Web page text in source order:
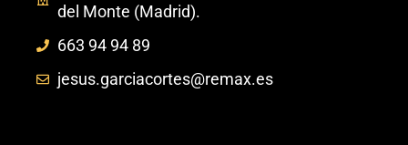
del Monte (Madrid).
663 94 94 89
jesus.garciacortes@remax.es